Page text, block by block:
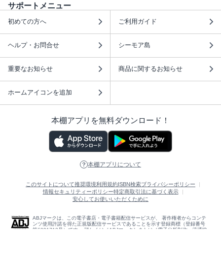
サポートメニュー
初めての方へ ご利用ガイド
ヘルプ・お問合せ シーモア島
重要なお知らせ 商品に関するお知らせ
ホームアイコンを追加
本棚アプリを無料ダウンロード！
本棚アプリについて
このサイトについて推奨環境利用規約ISBN検索プライバシーポリシー
情報セキュリティーポリシー特定商取引法に基づく表示
安心してお使いいただくために
ABJマークは、この電子書店・電子書籍配信サービスが、 著作権者からコンテ
ンツ使用許諾を得た正規版配信サービスであることを示す登録商標（登録番号
第6091713号）です。 詳しくは［ABJマーク］または［電子出版制作・流通協